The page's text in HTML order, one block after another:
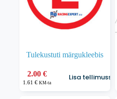
Tulekustuti märgukleebis
2.00€
1.61€ KM-ta
Lisa tellimusse